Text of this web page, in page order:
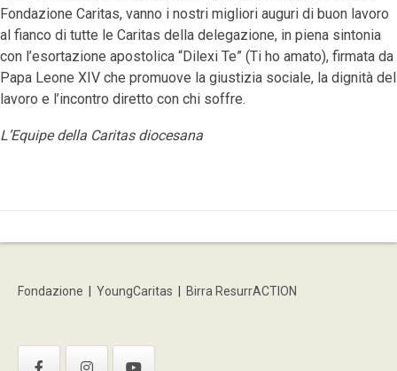
Fondazione Caritas, vanno i nostri migliori auguri di buon lavoro
al fianco di tutte le Caritas della delegazione, in piena sintonia
con l’esortazione apostolica “Dilexi Te” (Ti ho amato), firmata da
Papa Leone XIV che promuove la giustizia sociale, la dignità del
lavoro e l’incontro diretto con chi soffre.
L’Equipe della Caritas diocesana
Fondazione YoungCaritas Birra ResurrACTION